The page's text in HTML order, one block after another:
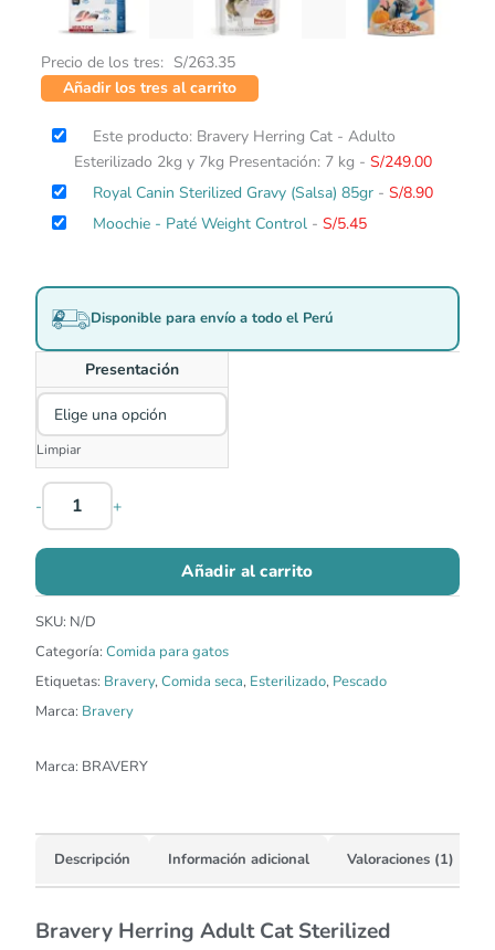
Precio de los tres: S/263.35
Añadir los tres al carrito
Este producto: Bravery Herring Cat - Adulto
Esterilizado 2kg y 7kg Presentación: 7 kg - S/249.00
Royal Canin Sterilized Gravy (Salsa) 85gr - S/8.90
Moochie - Paté Weight Control - S/5.45
Disponible para envío a todo el Perú
Presentación
Limpiar
- +
Añadir al carrito
SKU: N/D
Categoría: Comida para gatos
Etiquetas: Bravery,Comida seca, Esterilizado, Pescado
Marca: Bravery
Marca: BRAVERY
Descripción Información adicional Valoraciones (1)
Bravery Herring Adult Cat Sterilized